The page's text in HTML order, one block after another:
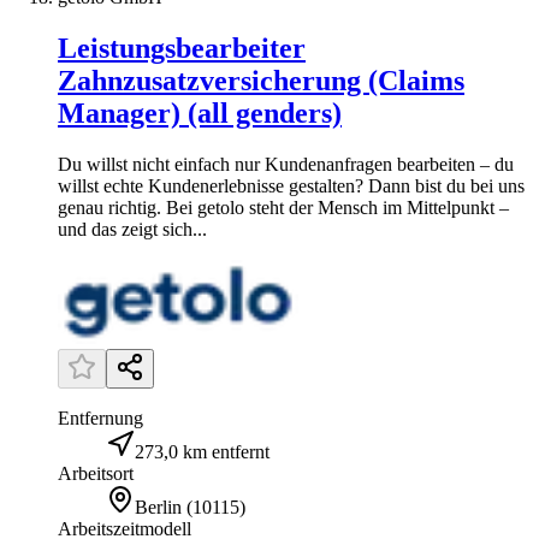
Leistungsbearbeiter
Zahnzusatzversicherung (Claims
Manager) (all genders)
Du willst nicht einfach nur Kundenanfragen bearbeiten – du
willst echte Kundenerlebnisse gestalten? Dann bist du bei uns
genau richtig. Bei getolo steht der Mensch im Mittelpunkt –
und das zeigt sich...
Entfernung
273,0 km entfernt
Arbeitsort
Berlin (10115)
Arbeitszeitmodell